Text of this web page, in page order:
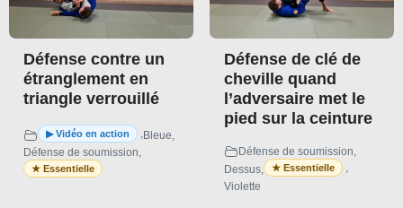
Défense contre un
étranglement en
triangle verrouillé
,Bleue
Défense de soumission,
Défense de clé de
cheville quand
l’adversaire met le
pied sur la ceinture
Défense de soumission
Dessus
,
Violette